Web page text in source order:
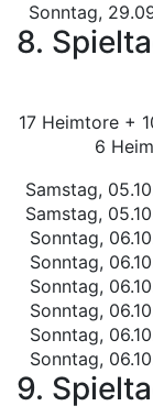
Sonntag,
8.
17 Heimtore +
6
Samstag,
Samstag,
Sonntag,
Sonntag,
Sonntag,
Sonntag,
Sonntag,
Sonntag,
9.